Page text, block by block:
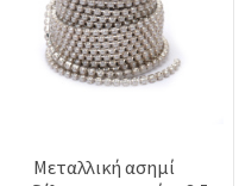
Μεταλλική ασημί